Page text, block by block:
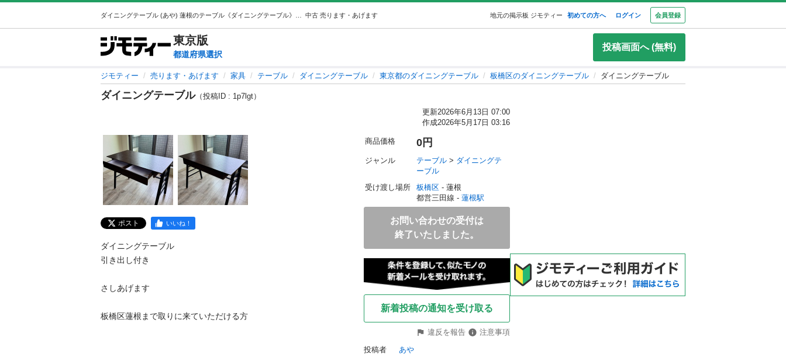
中古 売ります・あげます 地元の掲示板 ジモティー 初めての方へ ログイン 会員登録
東京版
都道府県選択
投稿画面へ (無料)
ジモティー 売ります・あげます 家具 テーブル ダイニングテーブル 東京都のダイニングテーブル 板橋区のダイニングテーブル ダイニングテーブル
ダイニングテーブル（投稿ID : 1p7lgt）
更新2026年6月13日 07:00
作成2026年5月17日 03:16
ポスト いいね！
ダイニングテーブル
引き出し付き
さしあげます
板橋区蓮根まで取りに来ていただける方
商品価格 0円
ジャンル テーブル > ダイニングテ
ーブル
受け渡し場所
板橋区 - 蓮根
都営三田線 - 蓮根駅
お問い合わせの受付は
終了いたしました。
新着投稿の通知を受け取る
違反を報告
注意事項
投稿者
あや